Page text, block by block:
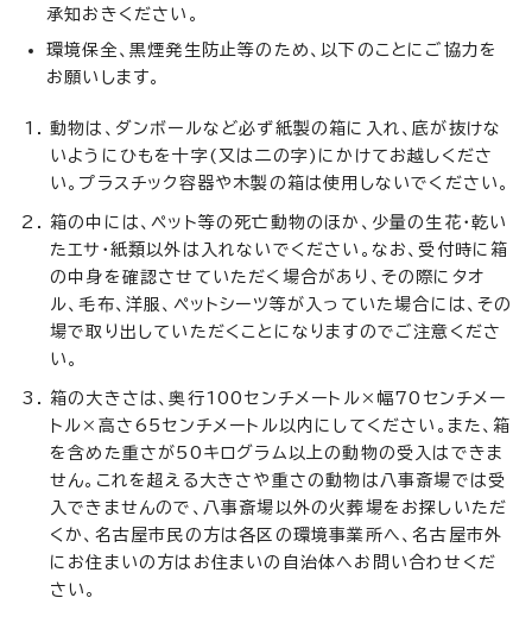
承知おきください。
環境保全、黒煙発生防止等のため、以下のことにご協力を
お願いします。
動物は、ダンボールなど必ず紙製の箱に入れ、底が抜けな
いようにひもを十字(又は二の字)にかけてお越しくださ
い。プラスチック容器や木製の箱は使用しないでください。
箱の中には、ペット等の死亡動物のほか、少量の生花・乾い
たエサ・紙類以外は入れないでください。なお、受付時に箱
の中身を確認させていただく場合があり、その際にタオ
ル、毛布、洋服、ペットシーツ等が入っていた場合には、その
場で取り出していただくことになりますのでご注意くださ
い。
箱の大きさは、奥行100センチメートル×幅70センチメー
トル×高さ65センチメートル以内にしてください。また、箱
を含めた重さが50キログラム以上の動物の受入はできま
せん。これを超える大きさや重さの動物は八事斎場では受
入できませんので、八事斎場以外の火葬場をお探しいただ
くか、名古屋市民の方は各区の環境事業所へ、名古屋市外
にお住まいの方はお住まいの自治体へお問い合わせくだ
さい。